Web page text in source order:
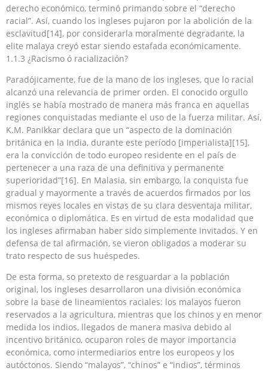
derecho económico, terminó primando sobre el “derecho
racial”. Así, cuando los ingleses pujaron por la abolición de la
esclavitud[14], por considerarla moralmente degradante, la
elite malaya creyó estar siendo estafada económicamente.
1.1.3 ¿Racismo ó racialización?
Paradójicamente, fue de la mano de los ingleses, que lo racial
alcanzó una relevancia de primer orden. El conocido orgullo
inglés se había mostrado de manera más franca en aquellas
regiones conquistadas mediante el uso de la fuerza militar. Así,
K.M. Panikkar declara que un “aspecto de la dominación
británica en la India, durante este período [imperialista][15],
era la convicción de todo europeo residente en el país de
pertenecer a una raza de una definitiva y permanente
superioridad”[16]. En Malasia, sin embargo, la conquista fue
gradual y mayormente a través de acuerdos firmados por los
mismos reyes locales en vistas de su clara desventaja militar,
económica o diplomática. Es en virtud de esta modalidad que
los ingleses afirmaban haber sido simplemente invitados. Y en
defensa de tal afirmación, se vieron obligados a moderar su
trato respecto de sus huéspedes.
De esta forma, so pretexto de resguardar a la población
original, los ingleses desarrollaron una división económica
sobre la base de lineamientos raciales: los malayos fueron
reservados a la agricultura, mientras que los chinos y en menor
medida los indios, llegados de manera masiva debido al
incentivo británico, ocuparon roles de mayor importancia
económica, como intermediarios entre los europeos y los
autóctonos. Siendo “malayos”, “chinos” e “indios”, términos